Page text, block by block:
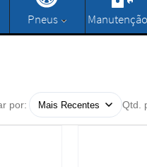
Pneus Manutenção
por: Qtd.